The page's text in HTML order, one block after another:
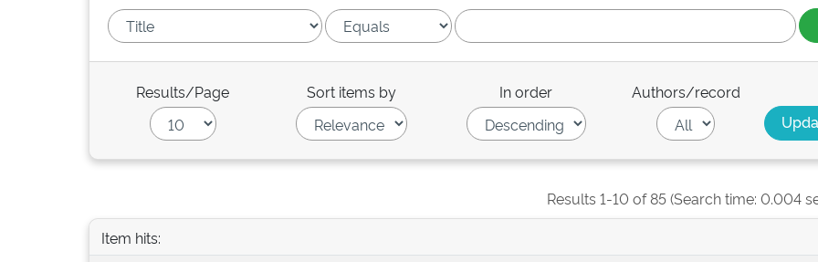
Results/Page Sort items by In order Authors/record
Results 1-10 of 85 (Search time: 0.004
Item hits: